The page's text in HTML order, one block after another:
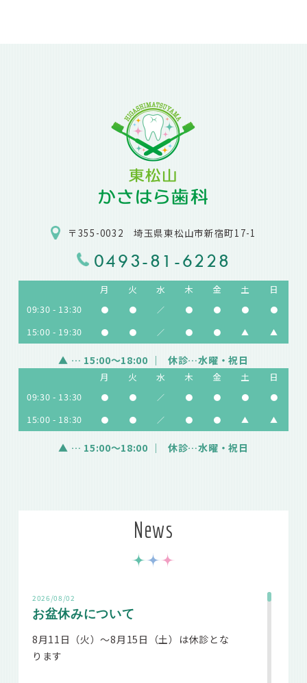
〒355-0032 埼玉県東松山市新宿町17-1
0493-81-6228
月 火 水 木 金 土
日
09:30 - 13:30
● ● ／ ● ● ● ●
15:00 - 19:30 ● ● ／ ● ● ▲ ▲
▲ … 15:00～18:00 休診…水曜・祝日
月 火 水 木 金 土
日
09:30 - 13:30
● ● ／ ● ● ● ●
15:00 - 18:30 ● ● ／ ● ● ▲ ▲
▲ … 15:00～18:00 休診…水曜・祝日
News
2026/08/02
お盆休みについて
8月11日（火）～8月15日（土）は休診とな
ります